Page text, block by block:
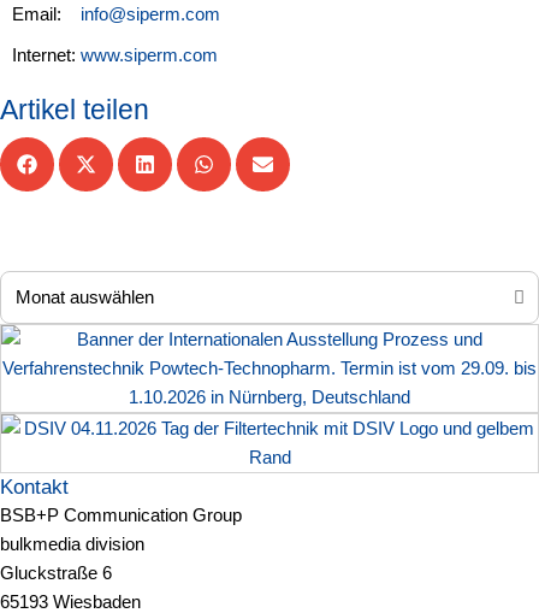
Email: info@siperm.com
Internet: www.siperm.com
Artikel teilen
Kontakt
BSB+P Communication Group
bulkmedia division
Gluckstraße 6
65193 Wiesbaden